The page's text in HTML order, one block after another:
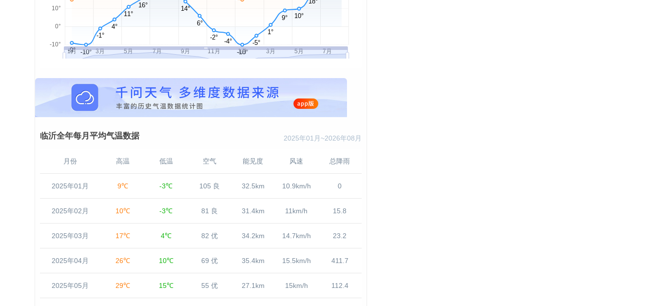
2025年01月~2026年08月
临沂全年每月平均气温数据
月份 高温 低温 空气 能见度 风速 总降雨
2025年01月 9℃ -3℃ 105 良 32.5km 10.9km/h 0
2025年02月 10℃ -3℃ 81 良 31.4km 11km/h 15.8
2025年03月 17℃ 4℃ 82 优 34.2km 14.7km/h 23.2
2025年04月 26℃ 10℃ 69 优 35.4km 15.5km/h 411.7
2025年05月 29℃ 15℃ 55 优 27.1km 15km/h 112.4